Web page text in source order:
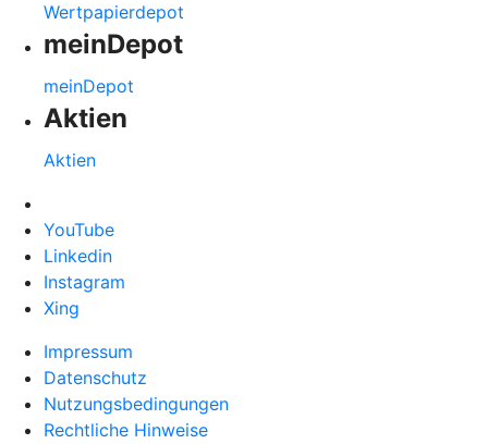
Wertpapierdepot
meinDepot
meinDepot
Aktien
Aktien
YouTube
Linkedin
Instagram
Xing
Impressum
Datenschutz
Nutzungsbedingungen
Rechtliche Hinweise